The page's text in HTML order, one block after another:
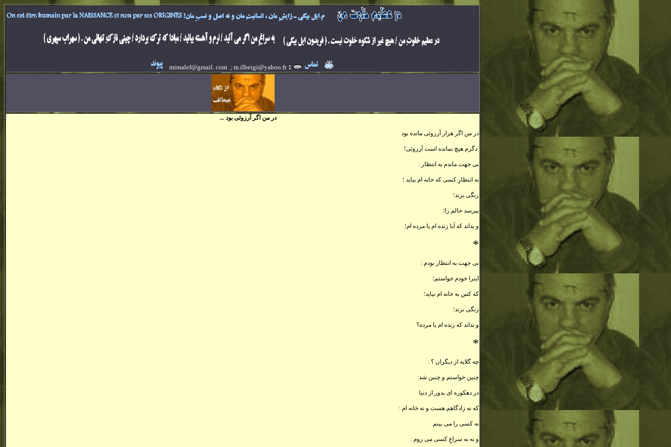
:
mimalef@gmail. com ; m.ilbeigi@yahoo.fr
در من اگر آرزوئی بود ...
در من اگر هزار آرزوئی مانده بود
دگرم هيچ نمانده است آرزوئی!
بی جهت ماندم به انتظار :
به انتظارِ کسی که خانه ام بيايد ؛
زنگی بزند؛
بپرسد حالم را؛
و بداند که آيا زنده ام يا مرده ام؛
*
بی جهت به انتظار بودم :
اينرا خودم خواستم؛
که کس به خانه ام نيايد؛
زنگی نزند؛
و نداند که زنده ام يا مرده؟
*
چه گلايه از ديگران ؟ :
چنين خواستم و چنين شد:
در دهکوره ای بدور از دنيا
که نه زادگاهم هست و نه خانه ام :
نه کسی را می بينم
و نه به سراغِ کسی می روم :